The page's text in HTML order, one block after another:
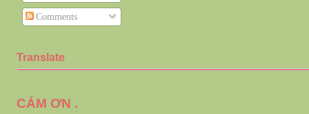
Comments
Translate
CÁM ƠN .